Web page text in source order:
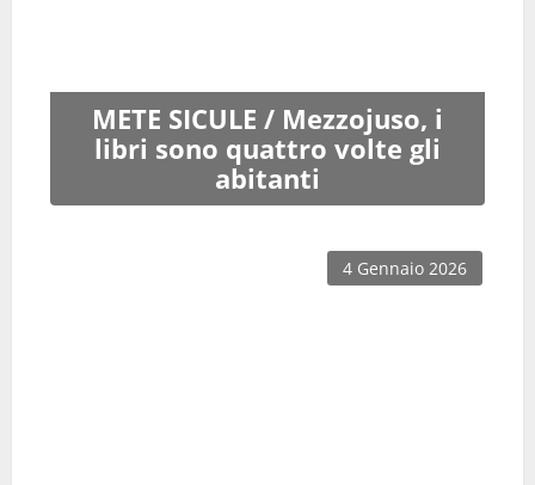
METE SICULE / Mezzojuso, i
libri sono quattro volte gli
abitanti
4 Gennaio 2026